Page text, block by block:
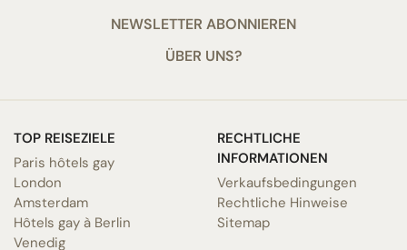
NEWSLETTER ABONNIEREN
ÜBER UNS?
TOP REISEZIELE
Paris hôtels gay
London
Amsterdam
Hôtels gay à Berlin
Venedig
RECHTLICHE
INFORMATIONEN
Verkaufsbedingungen
Rechtliche Hinweise
Sitemap